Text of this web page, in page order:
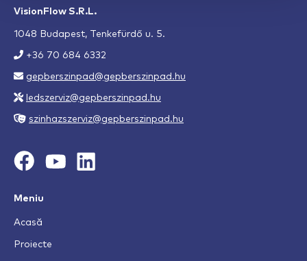
VisionFlow S.R.L.
1048 Budapest, Tenkefürdő u. 5.
+36 70 684 6332
gepberszinpad@gepberszinpad.hu
ledszerviz@gepberszinpad.hu
szinhazszerviz@gepberszinpad.hu
Meniu
Acasă
Proiecte